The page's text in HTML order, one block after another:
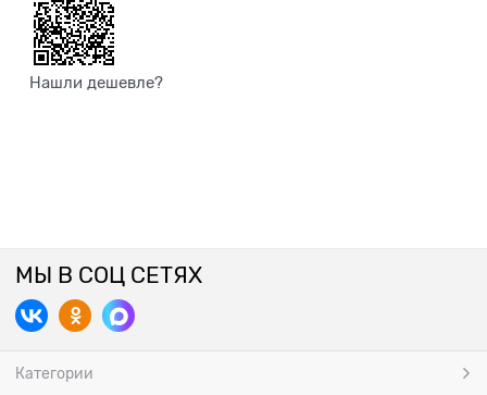
Нашли дешевле?
МЫ В СОЦ СЕТЯХ
Категории